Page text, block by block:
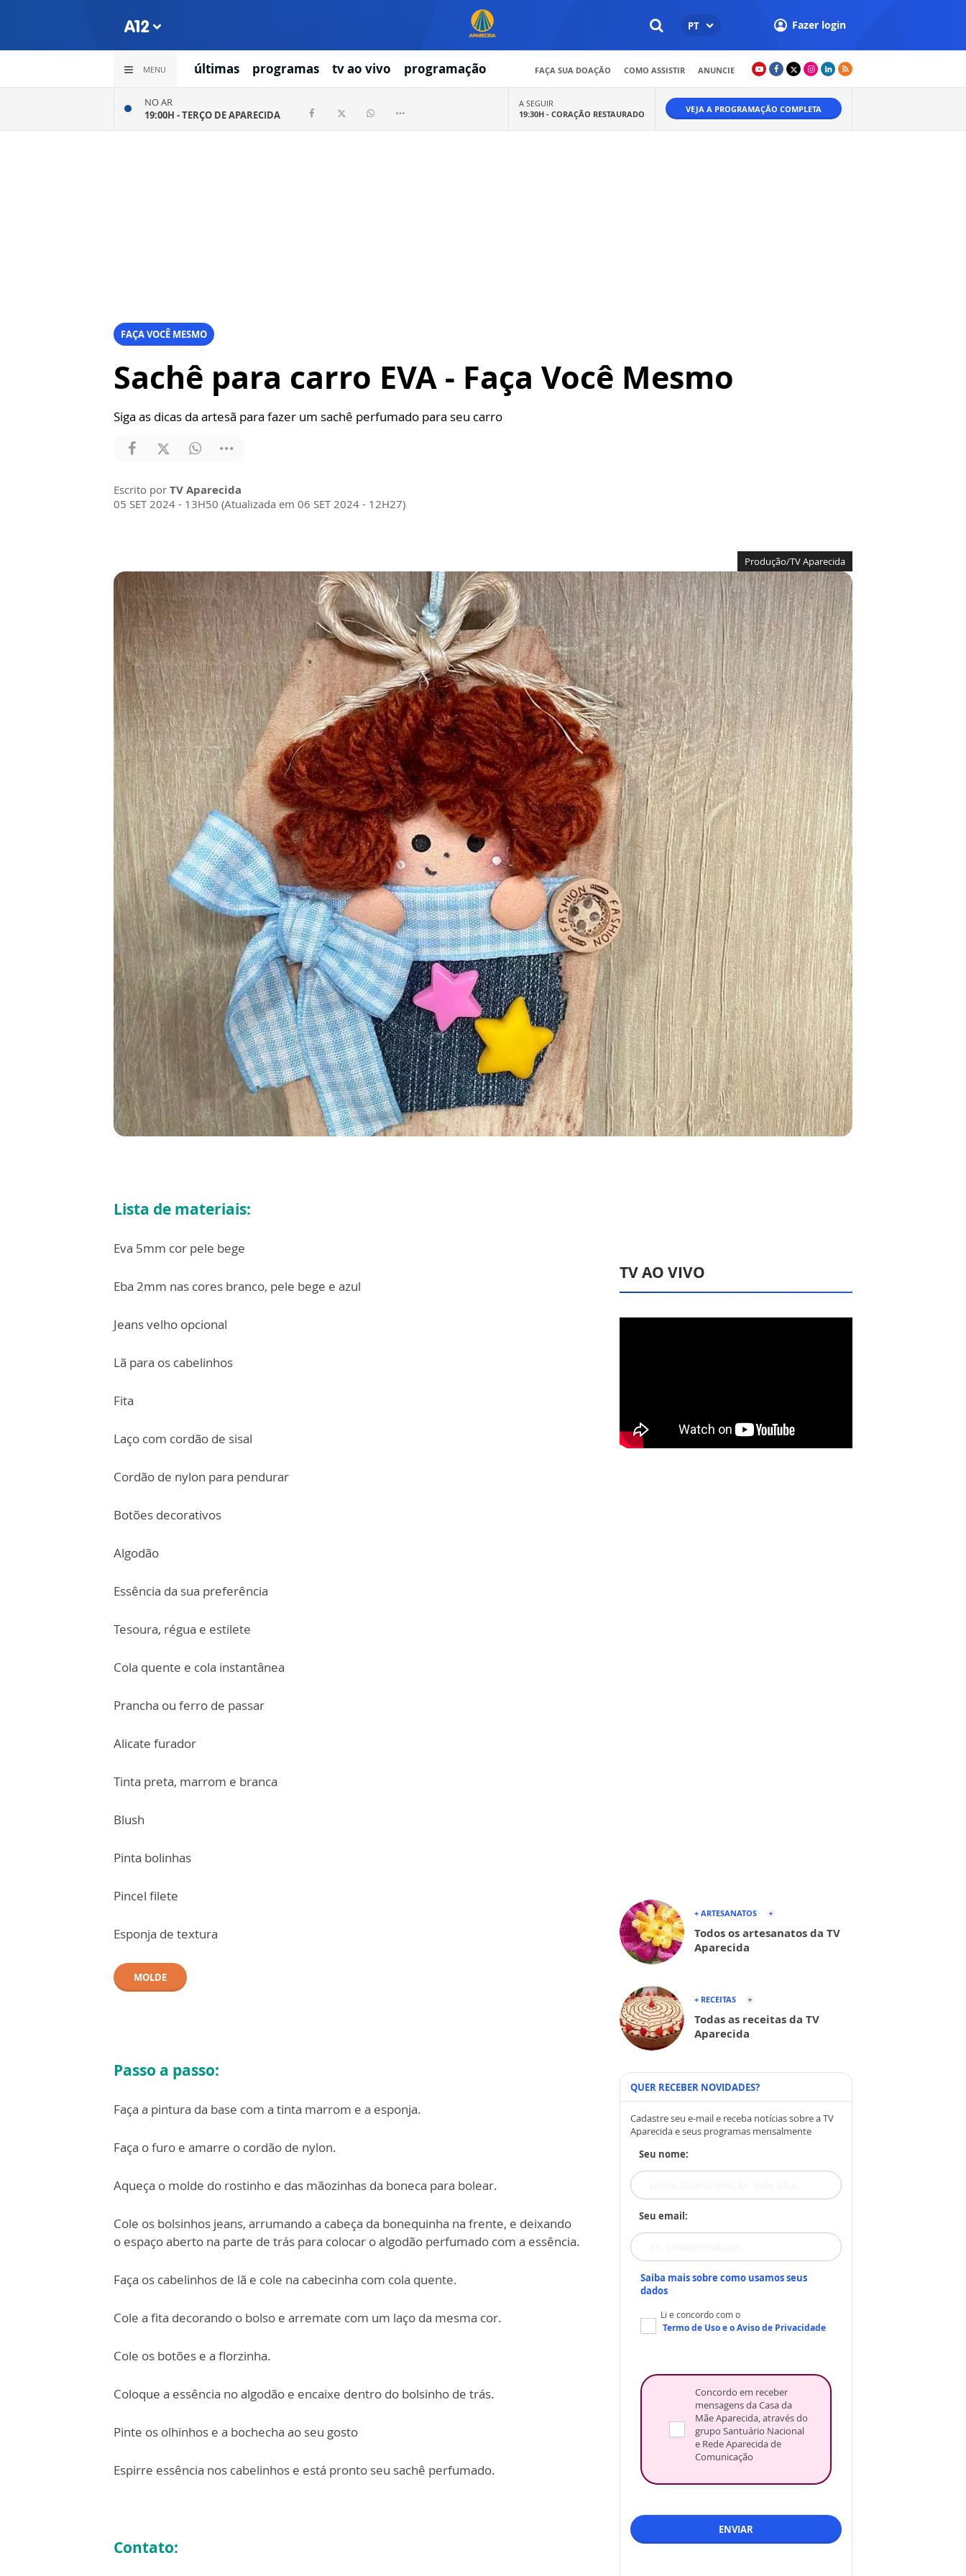
PT Fazer login
MENU últimas programas tv ao vivo programação FAÇA SUA DOAÇÃO COMO ASSISTIR ANUNCIE
NO AR
19:00H -TERÇO DE APARECIDA
A SEGUIR
19:30H - CORAÇÃO RESTAURADO VEJA A PROGRAMAÇÃO COMPLETA
FAÇA VOCÊ MESMO
Sachê para carro EVA - Faça Você Mesmo
Siga as dicas da artesã para fazer um sachê perfumado para seu carro
Escrito por TV Aparecida
05 SET 2024 - 13H50 (Atualizada em 06 SET 2024 - 12H27)
Produção/TV Aparecida
Lista de materiais:
Eva 5mm cor pele bege
Eba 2mm nas cores branco, pele bege e azul
Jeans velho opcional
Lã para os cabelinhos
Fita
Laço com cordão de sisal
Cordão de nylon para pendurar
Botões decorativos
Algodão
Essência da sua preferência
Tesoura, régua e estilete
Cola quente e cola instantânea
Prancha ou ferro de passar
Alicate furador
Tinta preta, marrom e branca
Blush
Pinta bolinhas
Pincel filete
Esponja de textura
MOLDE
Passo a passo:
Faça a pintura da base com a tinta marrom e a esponja.
Faça o furo e amarre o cordão de nylon.
Aqueça o molde do rostinho e das mãozinhas da boneca para bolear.
Cole os bolsinhos jeans, arrumando a cabeça da bonequinha na frente, e deixando
o espaço aberto na parte de trás para colocar o algodão perfumado com a essência.
Faça os cabelinhos de lã e cole na cabecinha com cola quente.
Cole a fita decorando o bolso e arremate com um laço da mesma cor.
Cole os botões e a florzinha.
Coloque a essência no algodão e encaixe dentro do bolsinho de trás.
Pinte os olhinhos e a bochecha ao seu gosto
Espirre essência nos cabelinhos e está pronto seu sachê perfumado.
Contato:
TV AO VIVO
+ ARTESANATOS
Todos os artesanatos da TV
Aparecida
+ RECEITAS
Todas as receitas da TV
Aparecida
QUER RECEBER NOVIDADES?
Cadastre seu e-mail e receba notícias sobre a TV
Aparecida e seus programas mensalmente
Seu nome:
Seu email:
Saiba mais sobre como usamos seus
dados
Li e concordo com o
Termo de Usoe oAviso de Privacidade
Concordo em receber
mensagens da Casa da
Mãe Aparecida, através do
grupo Santuário Nacional
e Rede Aparecida de
Comunicação
ENVIAR